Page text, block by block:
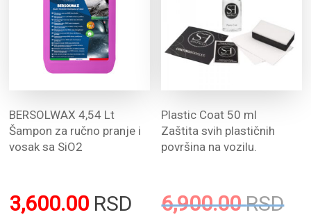
BERSOLWAX 4,54 Lt
Šampon za ručno pranje i
vosak sa SiO2
3,600.00 RSD
Plastic Coat 50 ml
Zaštita svih plastičnih
površina na vozilu.
6,900.00RSD